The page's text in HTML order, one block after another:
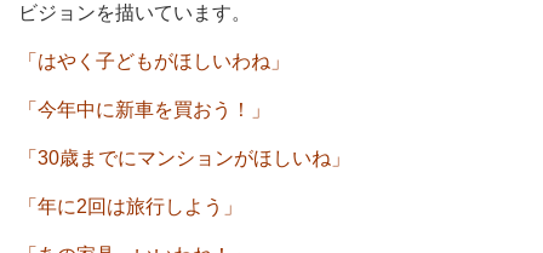
ビジョンを描いています。
「はやく子どもがほしいわね」
「今年中に新車を買おう！」
「30歳までにマンションがほしいね」
「年に2回は旅行しよう」